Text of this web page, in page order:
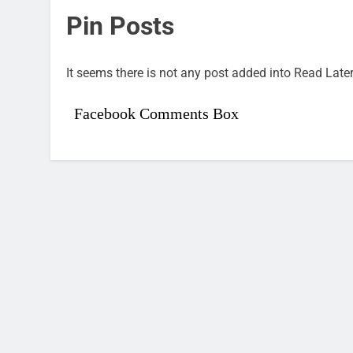
Pin Posts
It seems there is not any post added into Read
Facebook Comments Box